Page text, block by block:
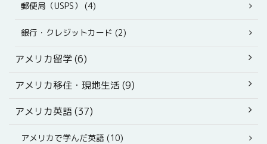
郵便局（USPS） (4)
銀行・クレジットカード (2)
アメリカ留学 (6)
アメリカ移住・現地生活 (9)
アメリカ英語 (37)
アメリカで学んだ英語 (10)